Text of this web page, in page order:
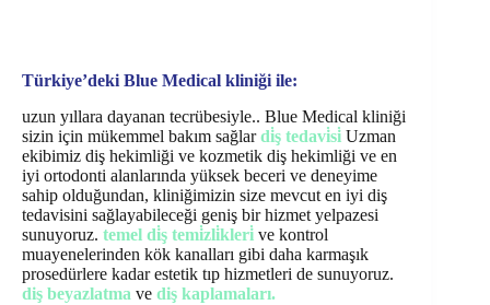
Türkiye’deki Blue Medical kliniği ile:
uzun yıllara dayanan tecrübesiyle.. Blue Medical kliniği
sizin için mükemmel bakım sağlardi̇ş tedavi̇si̇ Uzman
ekibimiz diş hekimliği ve kozmetik diş hekimliği ve en
iyi ortodonti alanlarında yüksek beceri ve deneyime
sahip olduğundan, kliniğimizin size mevcut en iyi diş
tedavisini sağlayabileceği geniş bir hizmet yelpazesi
sunuyoruz. temel di̇ş temi̇zli̇kleri̇ ve kontrol
muayenelerinden kök kanalları gibi daha karmaşık
prosedürlere kadar estetik tıp hizmetleri de sunuyoruz.
diş beyazlatma ve diş kaplamaları.